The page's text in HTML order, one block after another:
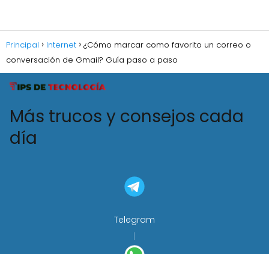
Principal Internet
¿Cómo marcar como favorito un correo o
conversación de Gmail? Guía paso a paso
Más trucos y consejos cada
día
Telegram